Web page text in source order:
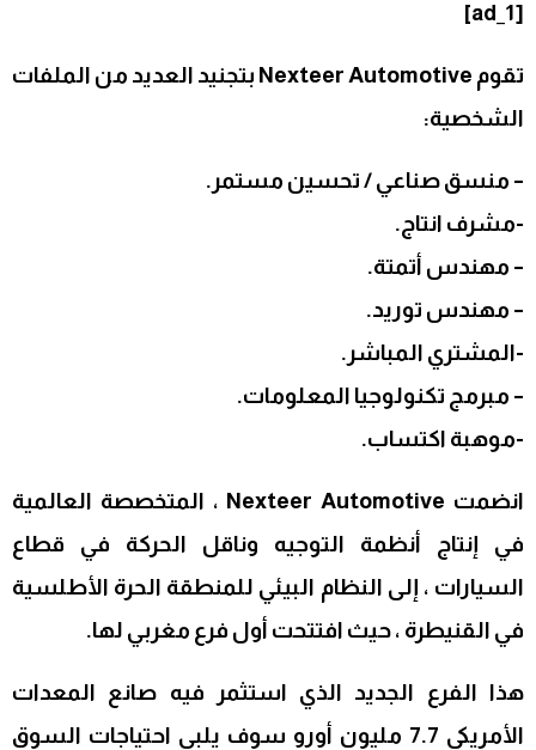
[ad_1]
تقوم Nexteer Automotive بتجنيد العديد من الملفات
الشخصية:
– منسق صناعي / تحسين مستمر.
-مشرف انتاج.
– مهندس أتمتة.
– مهندس توريد.
-المشتري المباشر.
– مبرمج تكنولوجيا المعلومات.
-موهبة اكتساب.
انضمت Nexteer Automotive ، المتخصصة العالمية
في إنتاج أنظمة التوجيه وناقل الحركة في قطاع
السيارات ، إلى النظام البيئي للمنطقة الحرة الأطلسية
في القنيطرة ، حيث افتتحت أول فرع مغربي لها.
هذا الفرع الجديد الذي استثمر فيه صانع المعدات
الأمريكي 7.7 مليون أورو سوف يلبي احتياجات السوق